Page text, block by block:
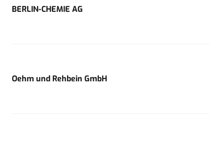
BERLIN-CHEMIE AG
Oehm und Rehbein GmbH